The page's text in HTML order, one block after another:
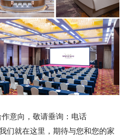
意向，敬请垂询：电话
们就在这里，期待与您和您的家